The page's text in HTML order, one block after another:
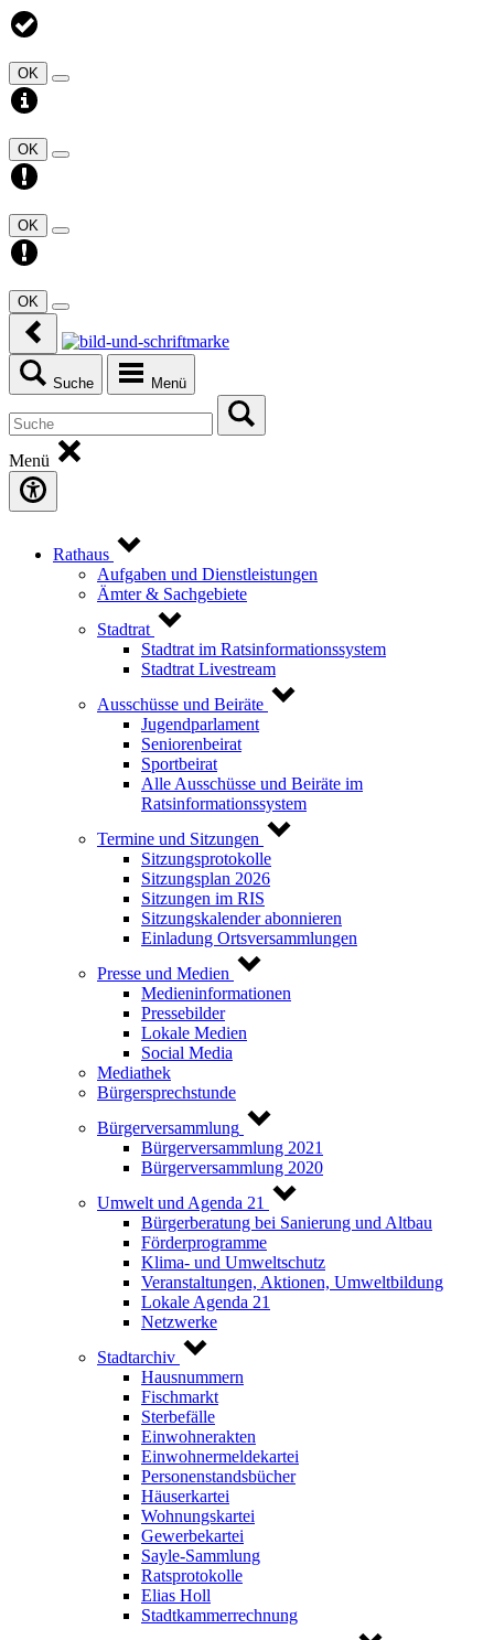
OK
OK
OK
OK
Suche Menü
Menü
Rathaus
Aufgaben und Dienstleistungen
Ämter & Sachgebiete
Stadtrat
Stadtrat im Ratsinformationssystem
Stadtrat Livestream
Ausschüsse und Beiräte
Jugendparlament
Seniorenbeirat
Sportbeirat
Alle Ausschüsse und Beiräte im
Ratsinformationssystem
Termine und Sitzungen
Sitzungsprotokolle
Sitzungsplan 2026
Sitzungen im RIS
Sitzungskalender abonnieren
Einladung Ortsversammlungen
Presse und Medien
Medieninformationen
Pressebilder
Lokale Medien
Social Media
Mediathek
Bürgersprechstunde
Bürgerversammlung
Bürgerversammlung 2021
Bürgerversammlung 2020
Umwelt und Agenda 21
Bürgerberatung bei Sanierung und Altbau
Förderprogramme
Klima- und Umweltschutz
Veranstaltungen, Aktionen, Umweltbildung
Lokale Agenda 21
Netzwerke
Stadtarchiv
Hausnummern
Fischmarkt
Sterbefälle
Einwohnerakten
Einwohnermeldekartei
Personenstandsbücher
Häuserkartei
Wohnungskartei
Gewerbekartei
Sayle-Sammlung
Ratsprotokolle
Elias Holl
Stadtkammerrechnung